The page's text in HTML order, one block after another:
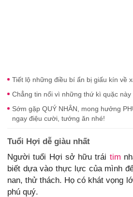
Tiết lộ những điều bí ẩn bị giấu kín về
Chẳng tin nổi vì những thứ kì quặc
Sớm gặp QUÝ NHÂN, mong hưởng
ngay điệu cười, tướng ăn nhé!
Tuổi Hợi dễ giàu nhất
Người tuổi Hợi sở hữu trái tim
biết dựa vào thực lực của mình
nan, thử thách. Họ có khát vọng
phú quý.